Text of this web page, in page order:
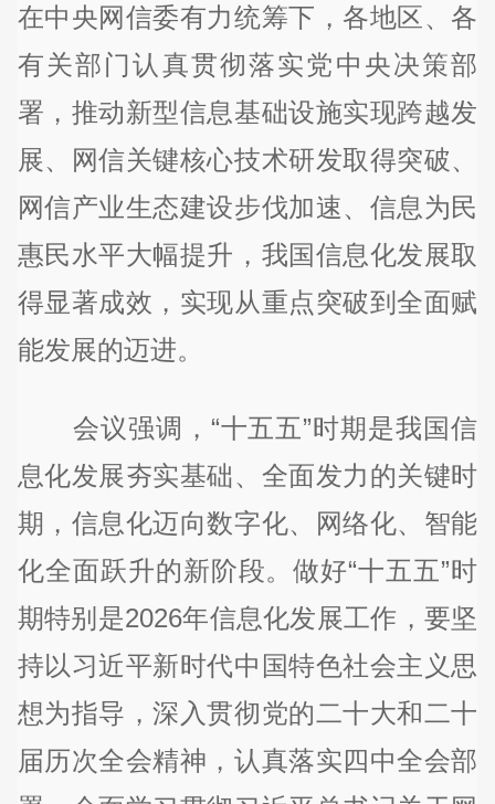
在中央网信委有力统筹下，各地区、各
有关部门认真贯彻落实党中央决策部
署，推动新型信息基础设施实现跨越发
展、网信关键核心技术研发取得突破、
网信产业生态建设步伐加速、信息为民
惠民水平大幅提升，我国信息化发展取
得显著成效，实现从重点突破到全面赋
能发展的迈进。
会议强调，“十五五”时期是我国信
息化发展夯实基础、全面发力的关键时
期，信息化迈向数字化、网络化、智能
化全面跃升的新阶段。做好“十五五”时
期特别是2026年信息化发展工作，要坚
持以习近平新时代中国特色社会主义思
想为指导，深入贯彻党的二十大和二十
届历次全会精神，认真落实四中全会部